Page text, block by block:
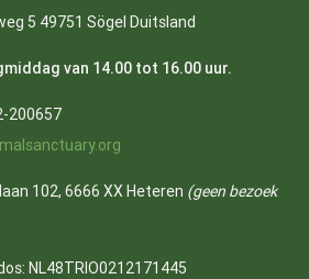
5 49751 Sögel Duitsland
van 14.00 tot 16.00 uur.
200657
102, 6666 XX Heteren (geen bezoek
NL48TRIO0212171445